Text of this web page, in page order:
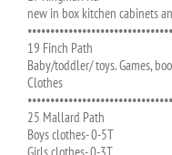
new in box kitchen cabinets
19 Finch Path
Baby/toddler/ toys. Games,
Clothes
25 Mallard Path
Boys clothes- 0-5T